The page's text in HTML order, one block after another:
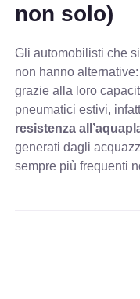
non solo)
Gli automobilisti che
non hanno
grazie alla loro
pneumatici estivi,
resistenza
generati dagli
sempre più frequenti